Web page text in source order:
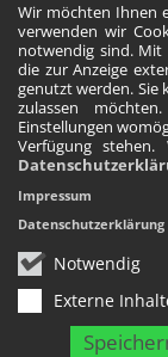
Wir möchten Ihnen
verwenden wir
notwendig sind. Mit
die zur Anzeige
genutzt werden. Sie
zulassen
Einstellungen
Verfügung
Notwendig
Externe
Impressum
Datenschutzerklärung